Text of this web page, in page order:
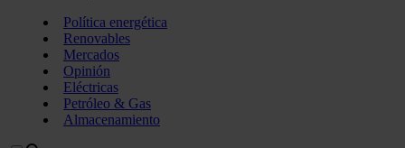
Política energética
Renovables
Mercados
Opinión
Eléctricas
Petróleo & Gas
Almacenamiento